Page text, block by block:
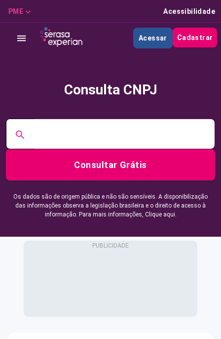
PME Acessibilidade
Acessar Cadastrar
Consulta CNPJ
Consultar Grátis
Os dados são de origem pública e não são sensíveis. A disponibilização
das informações observa a legislação brasileira e o direito de acesso à
informação. Para mais informações, Clique aqui.